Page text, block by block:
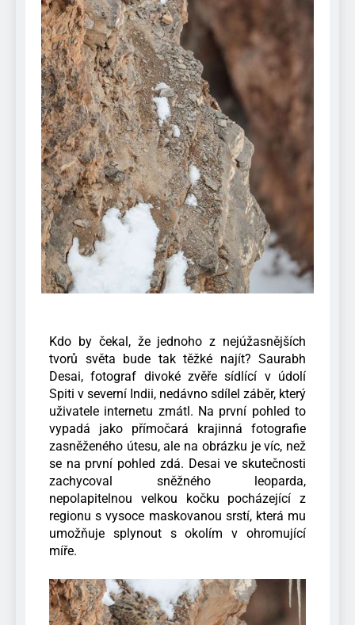
Kdo by čekal, že jednoho z nejúžasnějších
tvorů světa bude tak těžké najít? Saurabh
Desai, fotograf divoké zvěře sídlící v údolí
Spiti v severní Indii, nedávno sdílel záběr, který
uživatele internetu zmátl. Na první pohled to
vypadá jako přímočará krajinná fotografie
zasněženého útesu, ale na obrázku je víc, než
se na první pohled zdá. Desai ve skutečnosti
zachycoval sněžného leoparda,
nepolapitelnou velkou kočku pocházející z
regionu s vysoce maskovanou srstí, která mu
umožňuje splynout s okolím v ohromující
míře.